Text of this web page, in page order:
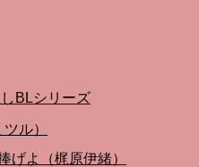
BLシリーズ
ル）
げよ（梶原伊緒）